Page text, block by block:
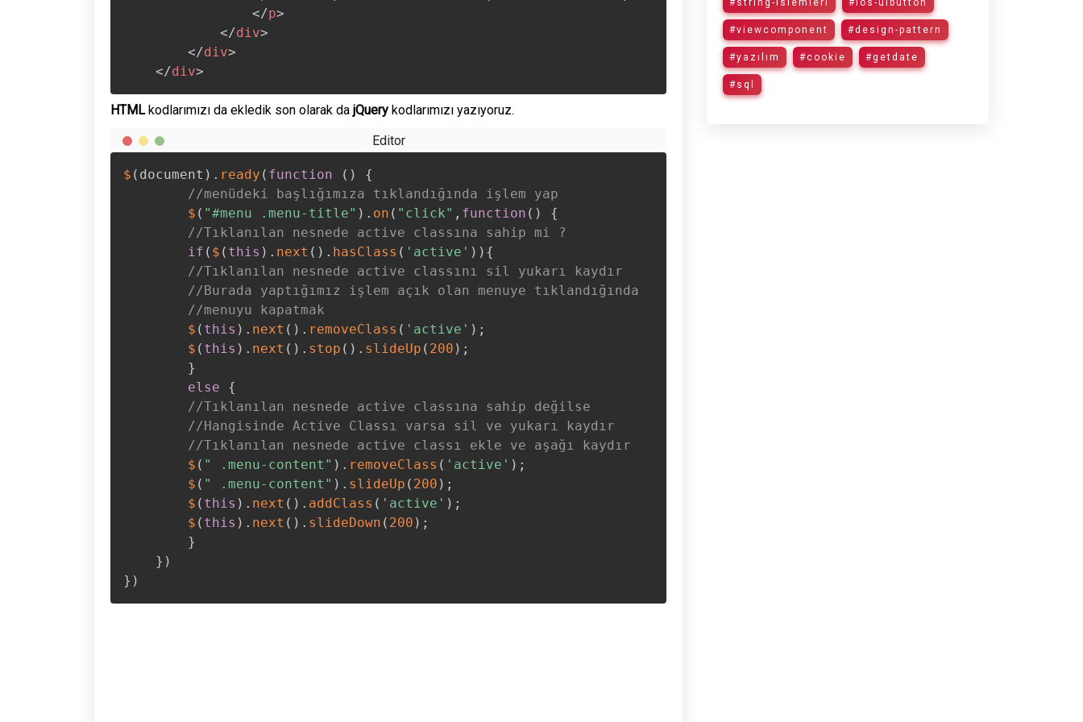
</p>
</div>
</div>
</div>
HTMLkodlarımızı da ekledik son olarak da jQuery kodlarımızı yazıyoruz.
$ ( document ) . ready ( function ( )
{
//menüdeki başlığımıza tıklandığında işlem yap
$ ( "#menu .menu-title" ) . on ( "click" , function ( )
{
//Tıklanılan nesnede active classına sahip mi ?
if ( $ ( this ) . next ( ) . hasClass ( 'active' ) ) {
//Tıklanılan nesnede active classını sil yukarı kaydır
//Burada yaptığımız işlem açık olan menuye tıklandığında
//menuyu kapatmak
$ ( this ) . next ( ) . removeClass ( 'active' ) ;
$ ( this ) . next ( ) . stop ( ) . slideUp ( 200 ) ;
}
else
{
//Tıklanılan nesnede active classına sahip değilse
//Hangisinde Active Classı varsa sil ve yukarı kaydır
//Tıklanılan nesnede active classı ekle ve aşağı kaydır
$ ( " .menu-content" ) . removeClass ( 'active' ) ;
$ ( " .menu-content" ) . slideUp ( 200 ) ;
$ ( this ) . next ( ) . addClass ( 'active' ) ;
$ ( this ) . next ( ) . slideDown ( 200 ) ;
}
} )
} )
#string-islemleri #ios-uibutton
#viewcomponent #design-pattern
#yazılım #cookie #getdate
#sql